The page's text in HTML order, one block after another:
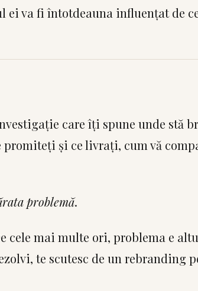
va fi întotdeauna influențat de
care îți spune unde stă
și ce livrați, cum vă
problemă.
mai multe ori, problema e
te scutesc de un rebranding